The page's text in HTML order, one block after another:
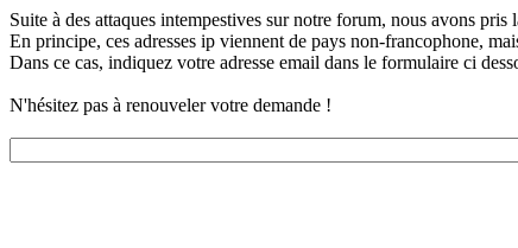
Suite à des attaques intempestives sur notre forum, nous avons pris
En principe, ces adresses ip viennent de pays non-francophone,
Dans ce cas, indiquez votre adresse email dans le formulaire ci
N'hésitez pas à renouveler votre demande !